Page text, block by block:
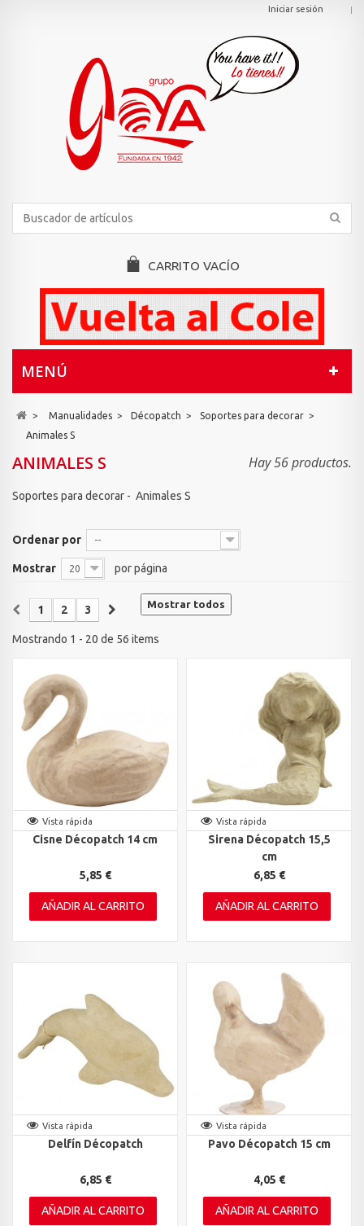
Iniciar sesión
CARRITO VACÍO
MENÚ
> Manualidades > Décopatch > Soportes para decorar >
Animales S
ANIMALES S Hay 56 productos.
Soportes para decorar - Animales S
Ordenar por --
Mostrar 20 por página
Mostrar todos
1 2 3
Mostrando 1 - 20 de 56 items
Vista rápida
Cisne Décopatch 14 cm
5,85 €
AÑADIR AL CARRITO
Vista rápida
Sirena Décopatch 15,5
cm
6,85 €
AÑADIR AL CARRITO
Vista rápida
Delfín Décopatch
6,85 €
AÑADIR AL CARRITO
Vista rápida
Pavo Décopatch 15 cm
4,05 €
AÑADIR AL CARRITO